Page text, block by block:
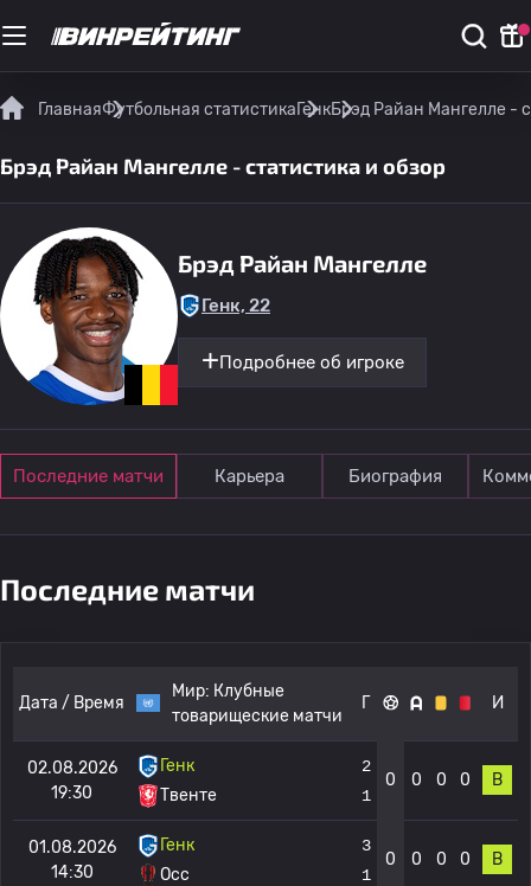
ГлавнаяФутбольная статистикаГенкБрэд Райан Мангелле -
Брэд Райан Мангелле - статистика и обзор
Брэд Райан Мангелле
Генк, 22
Подробнее об игроке
Последние матчи Карьера Биография
Последние матчи
Дата / Время
Мир: Клубные
товарищеские матчи
Г И
02.08.2026
19:30
Генк
Твенте
2
1
0 0 0 0 В
01.08.2026
14:30
Генк
Осс
3
1
0 0 0 0 В